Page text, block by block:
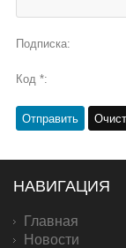
Подписка:
Код *:
НАВИГАЦИЯ
Главная
Новости